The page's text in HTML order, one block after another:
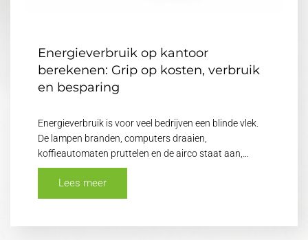
Energieverbruik op kantoor
berekenen: Grip op kosten, verbruik
en besparing
Energieverbruik is voor veel bedrijven een blinde vlek.
De lampen branden, computers draaien,
koffieautomaten pruttelen en de airco staat aan,…
Lees meer